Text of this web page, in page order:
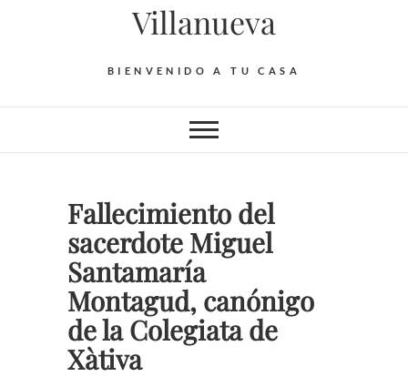
Villanueva
BIENVENIDO A TU CASA
Fallecimiento del
sacerdote Miguel
Santamaría
Montagud, canónigo
de la Colegiata de
Xàtiva